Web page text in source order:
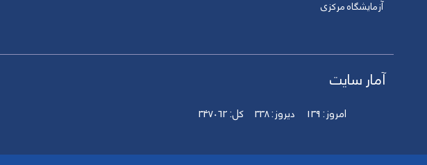
آزمایشگاه مرکزی
آمار سایت
امروز:139 دیروز:338 کل:347062